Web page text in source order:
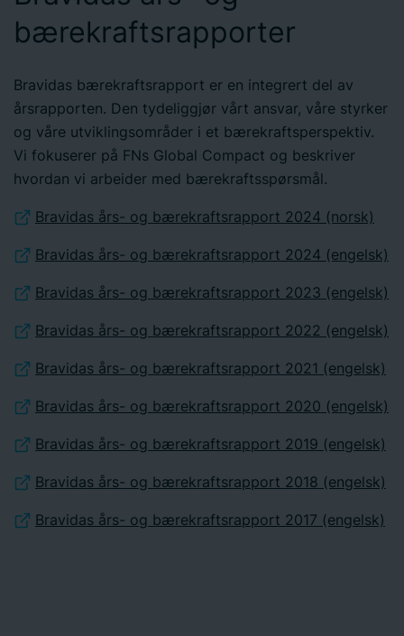
bærekraftsrapporter
Bravidas bærekraftsrapport er en integrert del av
årsrapporten. Den tydeliggjør vårt ansvar, våre styrker
og våre utviklingsområder i et bærekraftsperspektiv.
Vi fokuserer på FNs Global Compact og beskriver
hvordan vi arbeider med bærekraftsspørsmål.
Bravidas års- og bærekraftsrapport 2024 (norsk)
Bravidas års- og bærekraftsrapport 2024 (engelsk)
Bravidas års- og bærekraftsrapport 2023 (engelsk)
Bravidas års- og bærekraftsrapport 2022 (engelsk)
Bravidas års- og bærekraftsrapport 2021 (engelsk)
Bravidas års- og bærekraftsrapport 2020 (engelsk)
Bravidas års- og bærekraftsrapport 2019 (engelsk)
Bravidas års- og bærekraftsrapport 2018 (engelsk)
Bravidas års- og bærekraftsrapport 2017 (engelsk)